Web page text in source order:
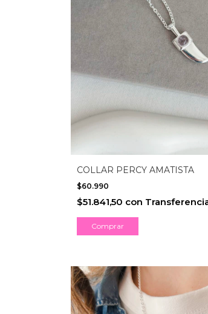
COLLAR PERCY AMATISTA
$60.990
$51.841,50 con